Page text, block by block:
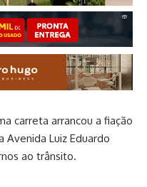
carreta arrancou a fiação
Luiz Eduardo
ao trânsito.